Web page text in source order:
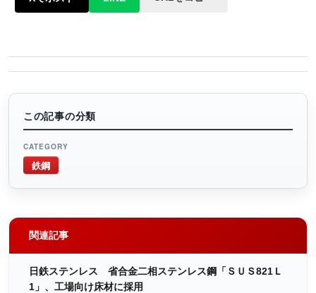
この記事の分類
CATEGORY
鉄鋼
関連記事
日鉄ステンレス 省合金二相ステンレス鋼「ＳＵＳ821Ｌ
1」、工場向け床材に採用